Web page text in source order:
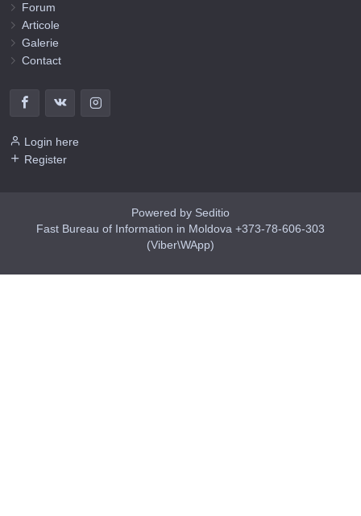
Forum
Articole
Galerie
Contact
Login here
Register
Powered by Seditio
Fast Bureau of Information in Moldova +373-78-606-303
(Viber\WApp)